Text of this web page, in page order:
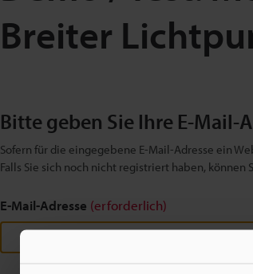
Breiter
Bitte geben Sie Ihre E-Mail-
Sofern für die eingegebene E-Mail-Adresse ein
Falls Sie sich noch nicht registriert haben,
E-Mail-Adresse (erforderlich)